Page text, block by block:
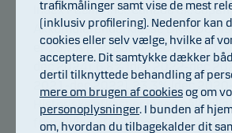
Index Pacific incl. Canada ex.
Akkumulerende, klasse DKK: De
er 15,7% (dec 2024-dec 2025),
dec 2024), 6,8% (dec 2022-dec
2021-dec 2022), 23,3% (dec
Historiske afkast er ingen
fremtidige afkast, som kan være
trafikmålinger samt vise de mest
(inklusiv profilering). Nedenfor kan
cookies eller selv vælge, hvilke af
acceptere. Dit samtykke dækker
dertil tilknyttede behandling af
mere om brugen af cookiesog om
personoplysninger. I bunden af
om, hvordan du tilbagekalder dit